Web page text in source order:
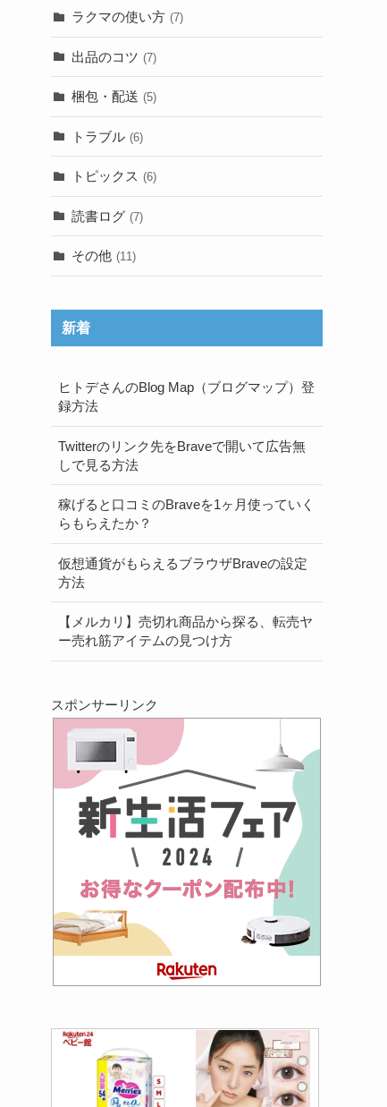
ラクマの使い方 (7)
出品のコツ (7)
梱包・配送 (5)
トラブル (6)
トピックス (6)
読書ログ (7)
その他 (11)
新着
ヒトデさんのBlog Map（ブログマップ）登
録方法
Twitterのリンク先をBraveで開いて広告無
しで見る方法
稼げると口コミのBraveを1ヶ月使っていく
らもらえたか？
仮想通貨がもらえるブラウザBraveの設定
方法
【メルカリ】売切れ商品から探る、転売ヤ
ー売れ筋アイテムの見つけ方
スポンサーリンク